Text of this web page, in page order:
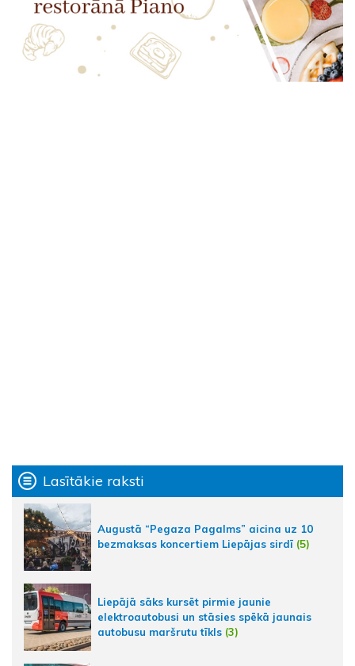
Lasītākie raksti
Augustā “Pegaza Pagalms” aicina uz 10
bezmaksas koncertiem Liepājas sirdī (5)
Liepājā sāks kursēt pirmie jaunie
elektroautobusi un stāsies spēkā jaunais
autobusu maršrutu tīkls (3)